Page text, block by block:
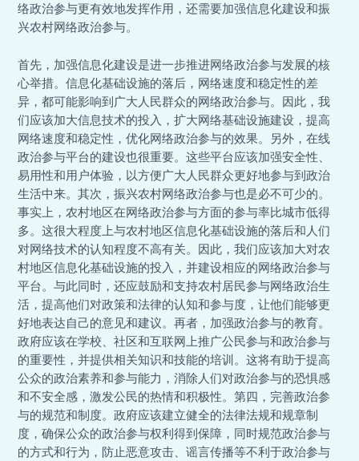
络政治参与更有效地发挥作用，还需要加强信息化建设和振
兴农村网络政治参与。
首先，加强信息化建设是进一步推进网络政治参与发展的核
心举措。信息化基础设施的落后，网络速度和稳定性的差
异，都可能影响到广大人民群众的网络政治参与。因此，我
们应该加大信息技术的投入，扩大网络基础设施建设，提高
网络速度和稳定性，优化网络政治参与的效果。另外，在线
政治参与平台的建设也很重要。这些平台应该加强安全性、
易用性和用户体验，以方便广大人民群众更好地参与到政治
生活中来。其次，振兴农村网络政治参与也是必不可少的。
事实上，农村地区在网络政治参与方面的参与率比城市低得
多。这很大程度上与农村地区信息化基础设施的落后和人们
对网络技术的认知程度不高有关。因此，我们应该加大对农
村地区信息化基础设施的投入，并建设相应的网络政治参与
平台。与此同时，还应鼓励和支持农村居民参与网络政治生
活，提高他们对政策和法律的认知和参与度，让他们能够更
好地表达自己的意见和建议。再者，加强政治参与的教育。
政府应该在学校、社区和互联网上推广公民参与和政治参与
的重要性，并提供相关知识和技能的培训。这将有助于提高
公众的政治素养和参与能力，消除人们对政治参与的恐惧感
和不安全感，激发公民的热情和积极性。第四，完善政治参
与的规范和制度。政府应该建立健全的法律法规和规章制
度，确保公众的政治参与权利得到保障，同时规范政治参与
的方式和行为，防止恶意攻击、谣言传播等不利于政治参与